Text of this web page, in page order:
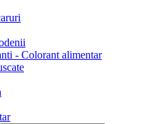
- Colorant alimentar